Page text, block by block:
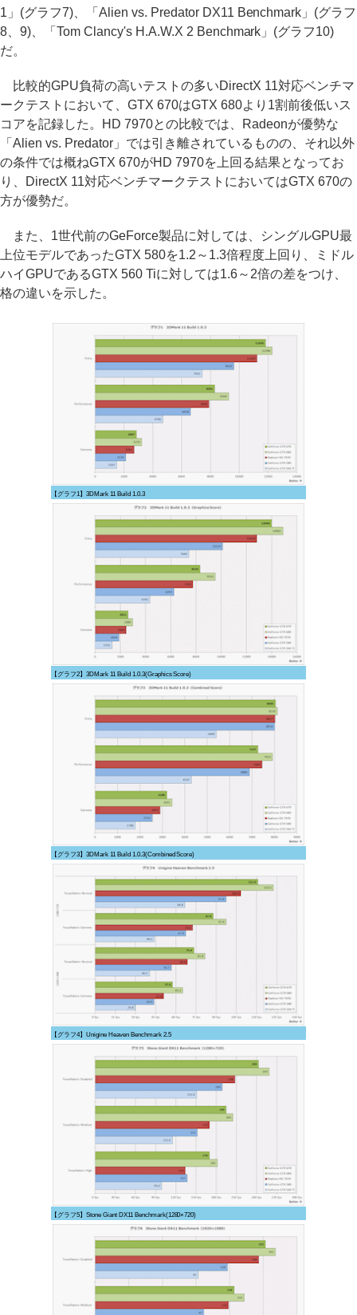
1」(グラフ7)、「Alien vs. Predator DX11 Benchmark」(グラフ
8、9)、「Tom Clancy's H.A.W.X 2 Benchmark」(グラフ10)
だ。
比較的GPU負荷の高いテストの多いDirectX 11対応ベンチマ
ークテストにおいて、GTX 670はGTX 680より1割前後低いス
コアを記録した。HD 7970との比較では、Radeonが優勢な
「Alien vs. Predator」では引き離されているものの、それ以外
の条件では概ねGTX 670がHD 7970を上回る結果となってお
り、DirectX 11対応ベンチマークテストにおいてはGTX 670の
方が優勢だ。
また、1世代前のGeForce製品に対しては、シングルGPU最
上位モデルであったGTX 580を1.2～1.3倍程度上回り、ミドル
ハイGPUであるGTX 560 Tiに対しては1.6～2倍の差をつけ、
格の違いを示した。
【グラフ1】3DMark 11 Build 1.0.3
【グラフ2】3DMark 11 Build 1.0.3(Graphics Score)
【グラフ3】3DMark 11 Build 1.0.3(Combined Score)
【グラフ4】Unigine Heaven Benchmark 2.5
【グラフ5】Stone Giant DX11 Benchmark(1280×720)